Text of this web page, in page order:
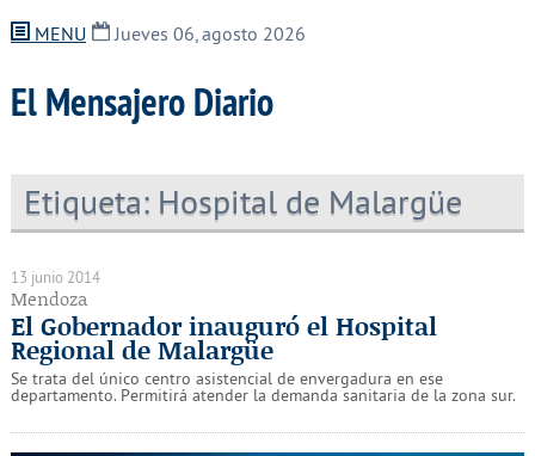
MENU Jueves 06, agosto 2026
El Mensajero Diario
Etiqueta: Hospital de Malargüe
13 junio 2014
Mendoza
El Gobernador inauguró el Hospital
Regional de Malargüe
Se trata del único centro asistencial de envergadura en ese
departamento. Permitirá atender la demanda sanitaria de la zona sur.